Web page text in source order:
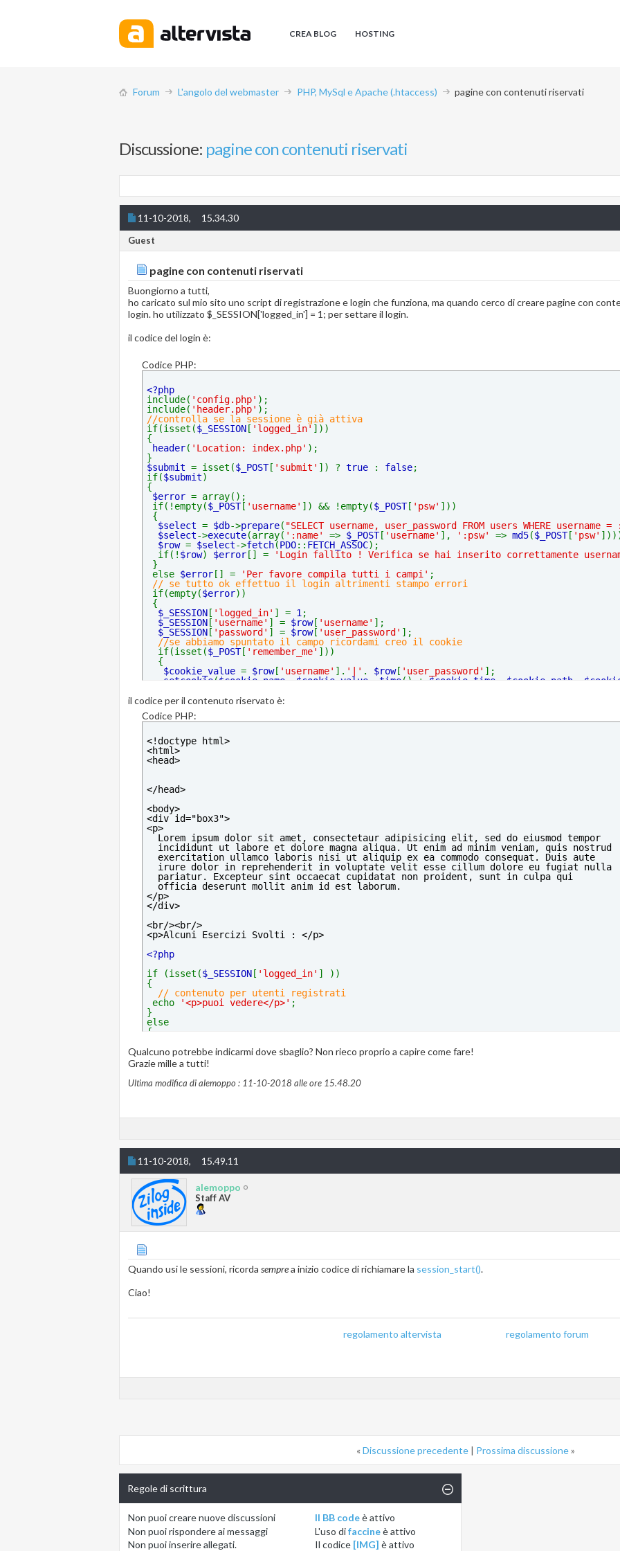
CREA BLOG HOSTING
Forum L'angolo del webmaster PHP, MySql e Apache (.htaccess)
pagine con contenuti riservati
Discussione: pagine con contenuti riservati
11-10-2018, 15.34.30
Guest
pagine con contenuti riservati
Buongiorno a tutti,
ho caricato sul mio sito uno script di registrazione e login che funziona, ma quando cerco di creare pagine con
login. ho utilizzato $_SESSION['logged_in'] = 1; per settare il login.
il codice del login è:
Codice PHP:
<?php
include( 'config.php' );
include( 'header.php' );
//controlla se la sessione è già attiva
if(isset($_SESSION [ 'logged_in' ]))
{
header( 'Location: index.php' );
}
$submit = isset($_POST[ 'submit' ]) ? true : false;
if($submit)
{
$error = array();
if(!empty($_POST[ 'username' ]) && !empty($_POST[ 'psw' ]))
{
$select = $db->prepare( "SELECT username, user_password FROM users WHERE username
$select->execute(array( ':name' => $_POST[ 'username' ], ':psw' => md5($_POST[ 'psw'
$row = $select->fetch(PDO:: FETCH_ASSOC);
  if(!
$row) $error [] = 'Login fallito ! Verifica se hai inserito correttamente
}
else $error [] = 'Per favore compila tutti i campi' ;
// se tutto ok effettuo il login altrimenti stampo errori
if(empty($error))
{
$_SESSION [ 'logged_in' ] = 1 ;
$_SESSION [ 'username' ] = $row[ 'username' ];
$_SESSION [ 'password' ] = $row[ 'user_password' ];
//se abbiamo spuntato il campo ricordami creo il cookie
if(isset($_POST[ 'remember_me' ]))
  {
$cookie_value = $row[ 'username' ]. '|' . $row[ 'user_password' ];
setcookie($cookie_name $cookie_value time() + $cookie_time $cookie_path
//reindirizza verso la tua homepage
}
{
  echo
'<h2>Sono presenti i seguenti errori</h2>'
  foreach (
  }
}
}
?>
il codice per il contenuto riservato è:
Codice PHP:
<!doctype html>
<html>
<head>
</head>
<body>
<div id="box3">
<p>
  Lorem ipsum dolor sit amet, consectetaur adipisicing elit, sed do eiusmod tempor
  incididunt ut labore et dolore magna aliqua. Ut enim ad minim veniam, quis nostrud
  exercitation ullamco laboris nisi ut aliquip ex ea commodo consequat. Duis aute
  irure dolor in reprehenderit in voluptate velit esse cillum dolore eu fugiat nulla
  pariatur. Excepteur sint occaecat cupidatat non proident, sunt in culpa qui
  officia deserunt mollit anim id est laborum.
</p>
</div>
<br/><br/>
<p>Alcuni Esercizi Svolti : </p>
<?php
if (isset($_SESSION [ 'logged_in' ] ))
{
// contenuto per utenti registrati
echo
'<p>puoi vedere</p>' ;
}
else
{
echo '<p> non puoi vedere</p>';
}
?>
    <a href="index.php">Home</a>
</html>
Qualcuno potrebbe indicarmi dove sbaglio? Non rieco proprio a capire come fare!
Grazie mille a tutti!
Ultima modifica di alemoppo : 11-10-2018 alle ore 15.48.20
11-10-2018, 15.49.11
alemoppo
Staff AV
Quando usi le sessioni, ricorda semprea inizio codice di richiamare la session_start().
Ciao!
regolamento altervista regolamento forum
«Discussione precedente | Prossima discussione»
Regole di scrittura
Non puoicreare nuove discussioni
Non puoirispondere ai messaggi
Non puoiinserire allegati.
Il BB codeèattivo
L'uso difaccineèattivo
Il codice [IMG] èattivo